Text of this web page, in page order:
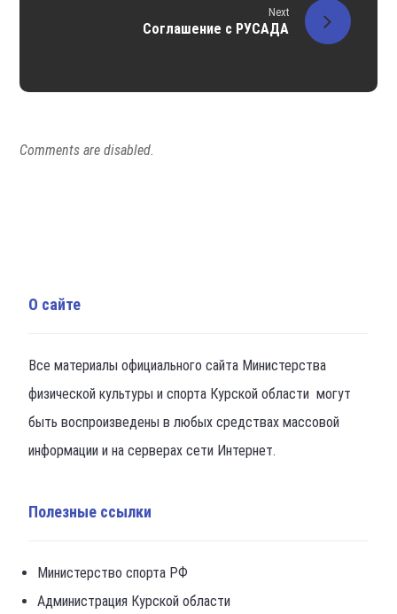
Next
Соглашение с РУСАДА
Comments are disabled.
О сайте
Все материалы официального сайта Министерства
физической культуры и спорта Курской области могут
быть воспроизведены в любых средствах массовой
информации и на серверах сети Интернет.
Полезные ссылки
Министерство спорта РФ
Администрация Курской области